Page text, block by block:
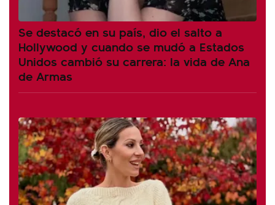
Se destacó en su país, dio el salto a
Hollywood y cuando se mudó a Estados
Unidos cambió su carrera: la vida de Ana
de Armas